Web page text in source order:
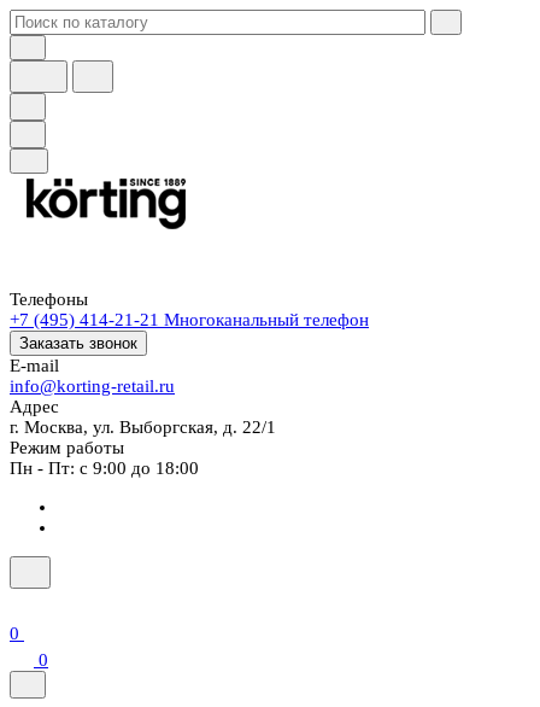
Телефоны
+7 (495) 414-21-21 Многоканальный телефон
Заказать звонок
E-mail
info@korting-retail.ru
Адрес
г. Москва, ул. Выборгская, д. 22/1
Режим работы
Пн - Пт: с 9:00 до 18:00
0
0